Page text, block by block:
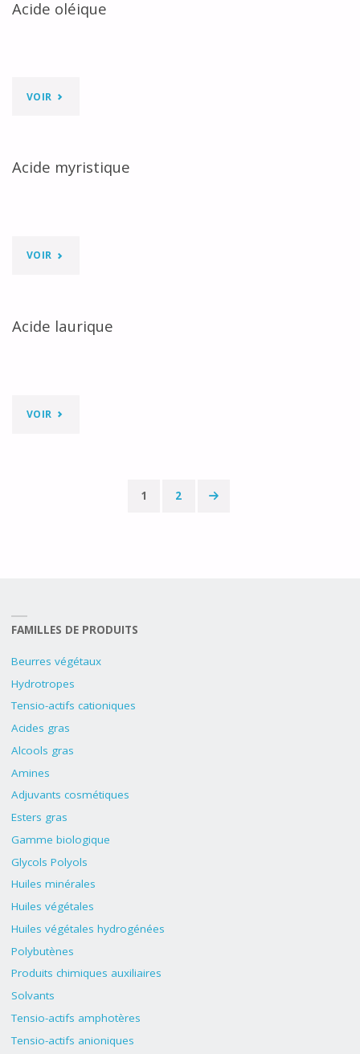
Acide oléique
VOIR "ACIDE
Acide myristique
VOIR "ACIDE
Acide laurique
VOIR "ACIDE
Pagination
1 2
FAMILLES DE PRODUITS
Beurres végétaux
Hydrotropes
Tensio-actifs cationiques
Acides gras
Alcools gras
Amines
Adjuvants cosmétiques
Esters gras
Gamme biologique
Glycols Polyols
Huiles minérales
Huiles végétales
Huiles végétales hydrogénées
Polybutènes
Produits chimiques auxiliaires
Solvants
Tensio-actifs amphotères
Tensio-actifs anioniques